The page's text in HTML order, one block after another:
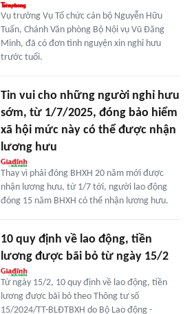
Vụ trưởng Vụ Tổ chức cán bộ Nguyễn Hữu
Tuấn, Chánh Văn phòng Bộ Nội vụ Vũ Đăng
Minh, đã có đơn tình nguyện xin nghỉ hưu
trước tuổi.
Tin vui cho những người nghỉ hưu
sớm, từ 1/7/2025, đóng bảo hiểm
xã hội mức này có thể được nhận
lương hưu
Thay vì phải đóng BHXH 20 năm mới được
nhận lương hưu, từ 1/7 tới, người lao động
đóng 15 năm BHXH có thể nhận lương hưu.
10 quy định về lao động, tiền
lương được bãi bỏ từ ngày 15/2
Từ ngày 15/2, 10 quy định về lao động, tiền
lương được bãi bỏ theo Thông tư số
15/2024/TT-BLĐTBXH do Bộ Lao động -